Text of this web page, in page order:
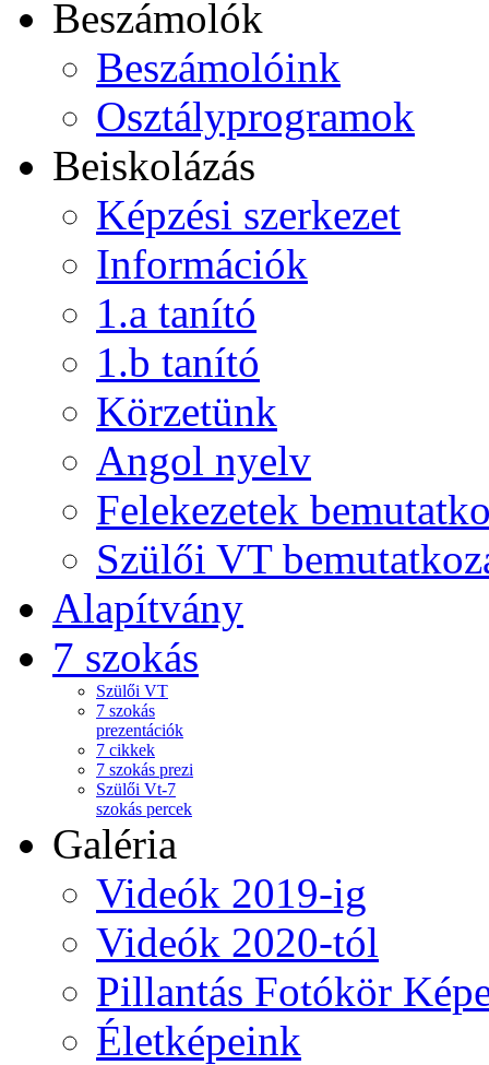
Beszámolók
Beszámolóink
Osztályprogramok
Beiskolázás
Képzési szerkezet
Információk
1.a tanító
1.b tanító
Körzetünk
Angol nyelv
Felekezetek
Szülői VT
Alapítvány
7 szokás
Szülői VT
7 szokás
prezentációk
7 cikkek
7 szokás prezi
Szülői Vt-7
szokás percek
Galéria
Videók 2019-ig
Videók 2020-tól
Pillantás Fotókör
Életképeink